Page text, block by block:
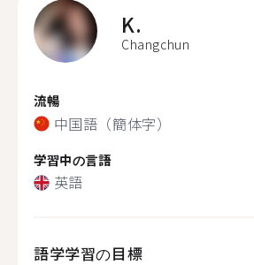
K.
Changchun
流暢
中国語（簡体字）
学習中の言語
英語
語学学習の目標